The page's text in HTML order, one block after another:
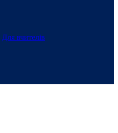
Для вчителів